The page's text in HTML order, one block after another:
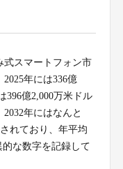
式スマートフォン市
年には336億
396億2,000万米ドル
年にはなんと
れており、年平均
的な数字を記録して